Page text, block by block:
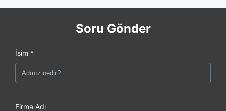
Soru Gönder
İsim *
Firma Adı